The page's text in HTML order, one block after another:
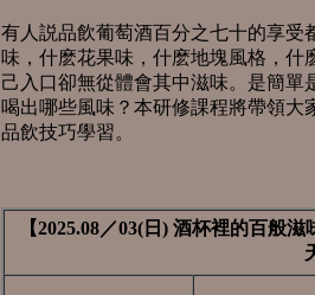
有人説品飲葡萄酒百分之七十的享受
味，什麽花果味，什麽地塊風格，什
己入口卻無從體會其中滋味。是簡
喝出哪些風味？本研修課程將帶領大
品飲技巧學習。
【2025.08／03(日) 酒杯裡的百般